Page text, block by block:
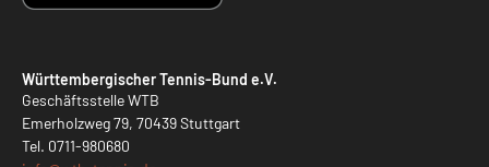
Württembergischer Tennis-Bund e.V.
Geschäftsstelle WTB
Emerholzweg 79, 70439 Stuttgart
Tel. 0711-980680